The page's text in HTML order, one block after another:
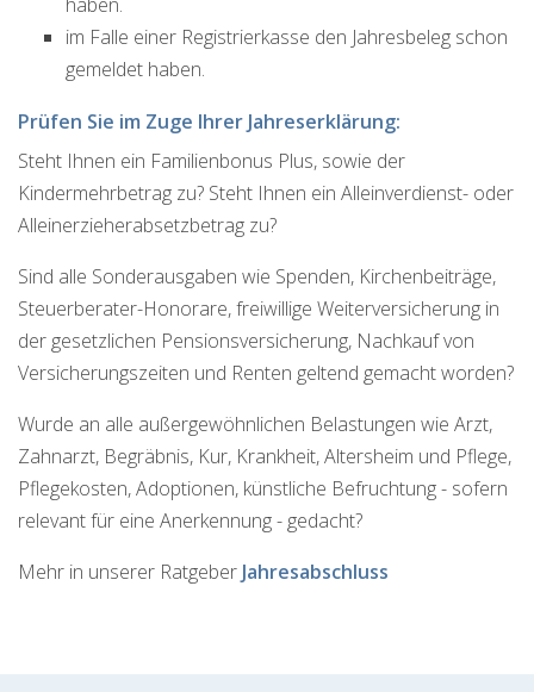
im Falle einer Registrierkasse den Jahresbeleg schon
gemeldet haben.
Prüfen Sie im Zuge Ihrer Jahreserklärung:
Steht Ihnen ein Familienbonus Plus, sowie der
Kindermehrbetrag zu? Steht Ihnen ein Alleinverdienst- oder
Alleinerzieherabsetzbetrag zu?
Sind alle Sonderausgaben wie Spenden, Kirchenbeiträge,
Steuerberater-Honorare, freiwillige Weiterversicherung in
der gesetzlichen Pensionsversicherung, Nachkauf von
Versicherungszeiten und Renten geltend gemacht worden?
Wurde an alle außergewöhnlichen Belastungen wie Arzt,
Zahnarzt, Begräbnis, Kur, Krankheit, Altersheim und Pflege,
Pflegekosten, Adoptionen, künstliche Befruchtung - sofern
relevant für eine Anerkennung - gedacht?
Mehr in unserer Ratgeber Jahresabschluss